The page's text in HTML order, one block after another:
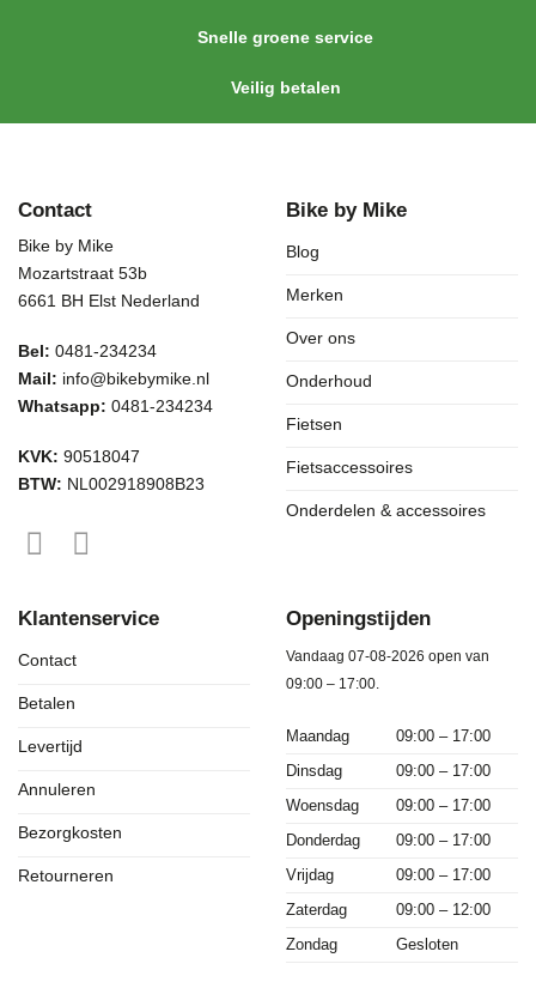
Snelle groene service
Veilig betalen
Contact
Bike by Mike
Mozartstraat 53b
6661 BH Elst Nederland
Bel: 0481-234234
Mail: info@bikebymike.nl
Whatsapp: 0481-234234
KVK: 90518047
BTW: NL002918908B23
Bike by Mike
Blog
Merken
Over ons
Onderhoud
Fietsen
Fietsaccessoires
Onderdelen & accessoires
Klantenservice
Contact
Betalen
Levertijd
Annuleren
Bezorgkosten
Retourneren
Openingstijden
Vandaag 07-08-2026 open van
09:00 – 17:00.
Maandag
09:00 – 17:00
Dinsdag
09:00 – 17:00
Woensdag
09:00 – 17:00
Donderdag
09:00 – 17:00
Vrijdag
09:00 – 17:00
Zaterdag
09:00 – 12:00
Zondag
Gesloten